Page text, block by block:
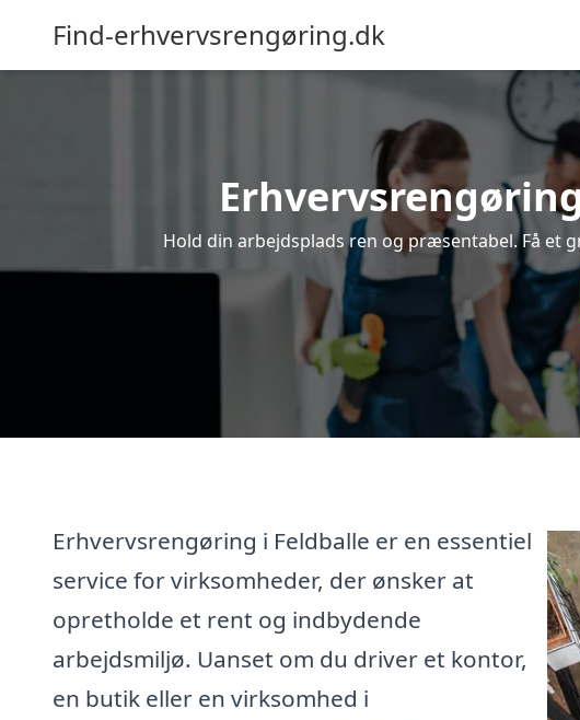
Find-erhvervsrengøring.dk
Hold din arbejdsplads ren og præsentabel. Få et
Erhvervsrengøring i Feldballe er en essentiel
service for virksomheder, der ønsker at
opretholde et rent og indbydende
arbejdsmiljø. Uanset om du driver et kontor,
en butik eller en virksomhed i